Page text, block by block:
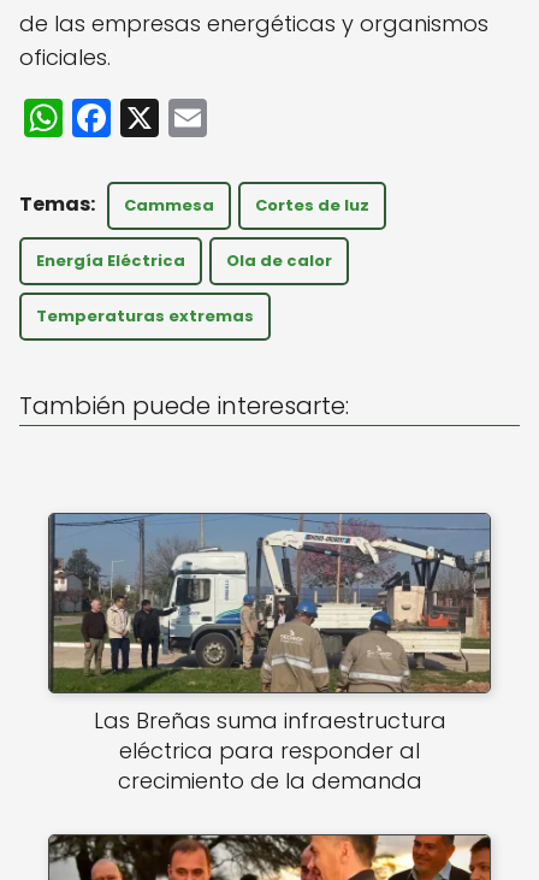
de las empresas energéticas y organismos
oficiales.
W
h
a
ts
A
p
p
F
a
c
e
b
o
o
k
X
ai
l
Cammesa Cortes de luz
Energía Eléctrica Ola de calor
Temperaturas extremas
También puede interesarte:
Las Breñas suma infraestructura
eléctrica para responder al
crecimiento de la demanda